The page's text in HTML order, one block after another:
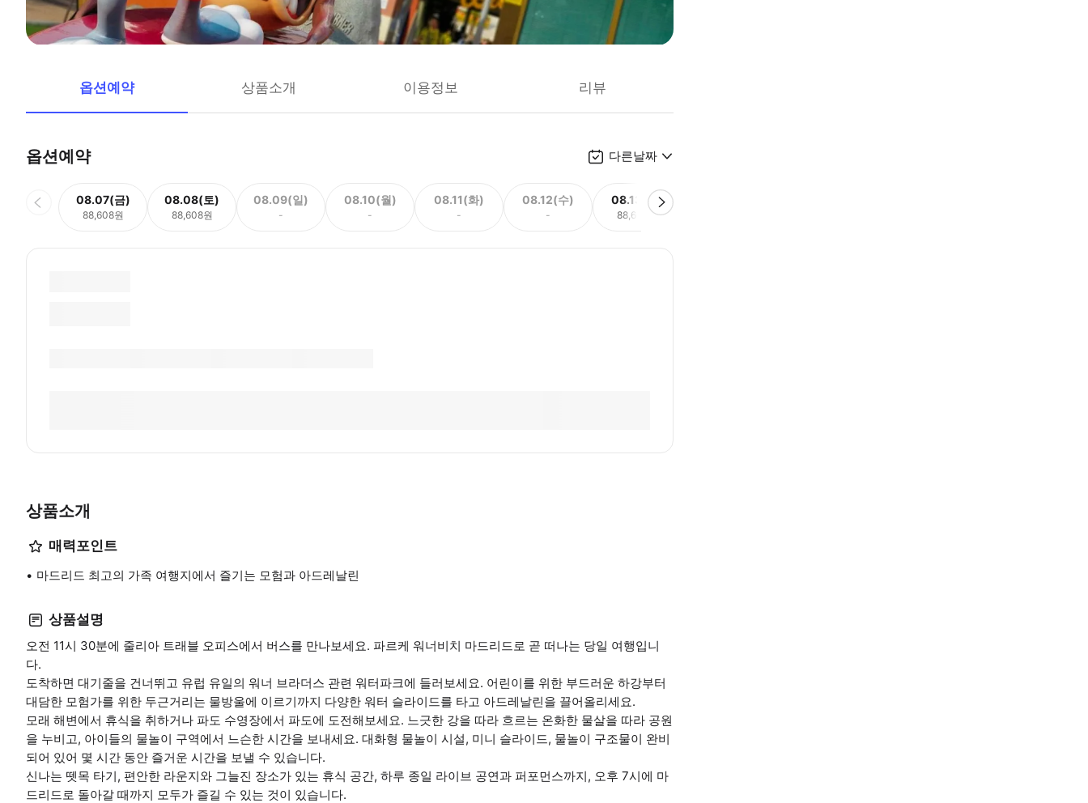
옵션예약 상품소개 이용정보 리뷰
옵션예약 다른날짜
08.07(금)
88,608원
08.08(토)
88,608원
08.09(일)
-
08.10(월)
-
08.11(화)
-
08.12(수)
-
08.13(목)
88,608원
상품소개
매력포인트
마드리드 최고의 가족 여행지에서 즐기는 모험과 아드레날린
상품설명
오전 11시 30분에 줄리아 트래블 오피스에서 버스를 만나보세요. 파르케 워너비치 마드리드로 곧 떠나는 당일 여행입니
다.
도착하면 대기줄을 건너뛰고 유럽 유일의 워너 브라더스 관련 워터파크에 들러보세요. 어린이를 위한 부드러운 하강부터
대담한 모험가를 위한 두근거리는 물방울에 이르기까지 다양한 워터 슬라이드를 타고 아드레날린을 끌어올리세요.
모래 해변에서 휴식을 취하거나 파도 수영장에서 파도에 도전해보세요. 느긋한 강을 따라 흐르는 온화한 물살을 따라 공원
을 누비고, 아이들의 물놀이 구역에서 느슨한 시간을 보내세요. 대화형 물놀이 시설, 미니 슬라이드, 물놀이 구조물이 완비
되어 있어 몇 시간 동안 즐거운 시간을 보낼 수 있습니다.
신나는 뗏목 타기, 편안한 라운지와 그늘진 장소가 있는 휴식 공간, 하루 종일 라이브 공연과 퍼포먼스까지, 오후 7시에 마
드리드로 돌아갈 때까지 모두가 즐길 수 있는 것이 있습니다.